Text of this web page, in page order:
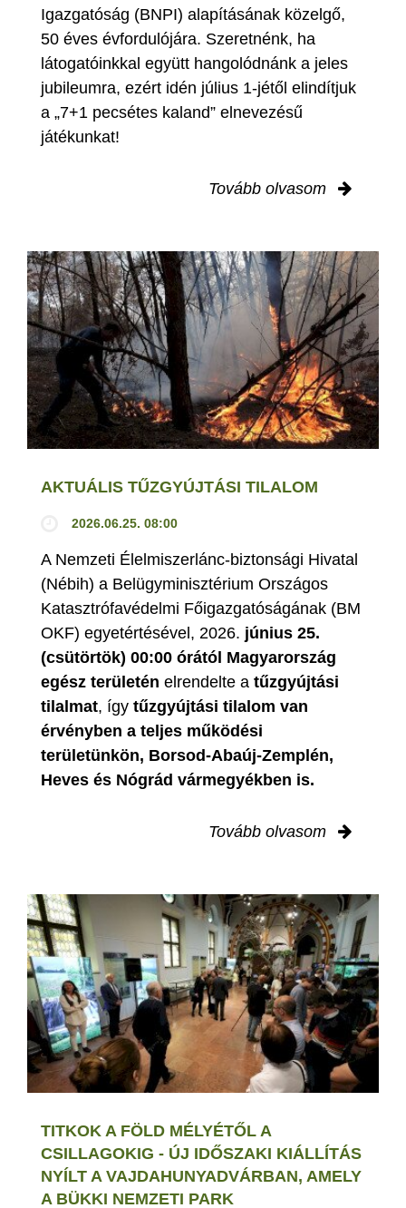
Igazgatóság (BNPI) alapításának közelgő,
50 éves évfordulójára. Szeretnénk, ha
látogatóinkkal együtt hangolódnánk a jeles
jubileumra, ezért idén július 1-jétől elindítjuk
a „7+1 pecsétes kaland” elnevezésű
játékunkat!
Tovább olvasom
AKTUÁLIS TŰZGYÚJTÁSI TILALOM
2026.06.25. 08:00
A Nemzeti Élelmiszerlánc-biztonsági Hivatal
(Nébih) a Belügyminisztérium Országos
Katasztrófavédelmi Főigazgatóságának (BM
OKF) egyetértésével, 2026. június 25.
(csütörtök) 00:00 órától Magyarország
egész területén elrendelte a tűzgyújtási
tilalmat, így tűzgyújtási tilalom van
érvényben a teljes működési
területünkön, Borsod-Abaúj-Zemplén,
Heves és Nógrád vármegyékben is.
Tovább olvasom
TITKOK A FÖLD MÉLYÉTŐL A
CSILLAGOKIG - ÚJ IDŐSZAKI KIÁLLÍTÁS
NYÍLT A VAJDAHUNYADVÁRBAN, AMELY
A BÜKKI NEMZETI PARK